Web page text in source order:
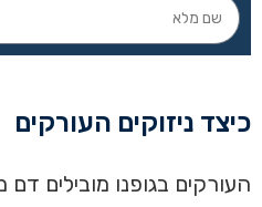
כיצד ניזוקים העורקים
העורקים בגופנו מובילים